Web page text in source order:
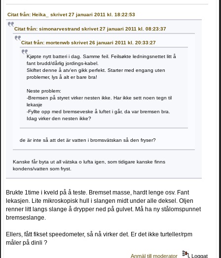
Citat från: Heika_ skrivet 27 januari 2011 kl. 18:22:53
Citat från: simonarvestrand skrivet 27 januari 2011 kl. 08:23:37
Citat från: mortenwb skrivet 26 januari 2011 kl. 20:33:27
Kjøpte nytt batteri i dag. Samme feil. Feilsøkte ledningsnettet litt å
fant brudd/dårlig jordings-kabel.
Skiftet denne å atv'en gikk perfekt. Starter med engang uten
problemer, lys å alt er bare bra!
Neste problem:
-Bremsen på styret virker nesten ikke. Har ikke sett noen tegn til
lekasje
-Fyllte opp med bremseveske å luftet i går, da var bremsen bra.
Idag virker den nesten ikke?
de är inte så att det är vatten i bromsvätskan så den fryser?
Kanske får byta ut all vätska o lufta igen, som tidigare kanske finns
kondens/vatten som fryst.
Brukte 1time i kveld på å teste. Bremset masse, hardt lenge osv. Fant
lekasjen. Lite mikroskopisk hull i slangen midt under alle deksel. Oljen
renner litt langs slange å drypper ned på gulvet. Må ha ny stålomspunnet
bremseslange.
Ellers, fått fikset speedometer, så nå virker det. Er det ikke turteller/rpm
måler på dinli ?
Anmäl till moderator Loggat